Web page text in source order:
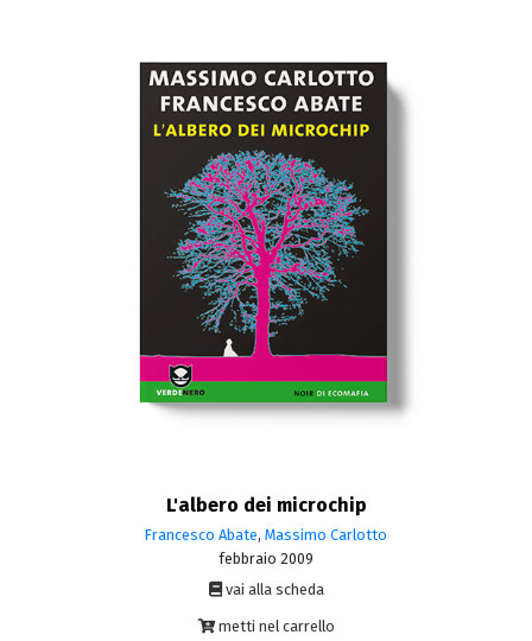
L'albero dei microchip
Francesco Abate, Massimo Carlotto
febbraio 2009
vai alla scheda
metti nel carrello